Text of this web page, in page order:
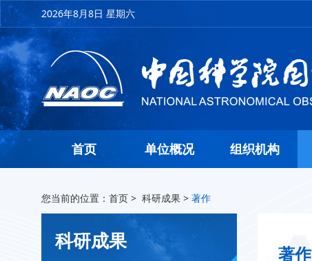
2026年8月8日 星期六
首页 单位概况 组织机构
您当前的位置： 首页 > 科研成果 > 著作
科研成果
著作